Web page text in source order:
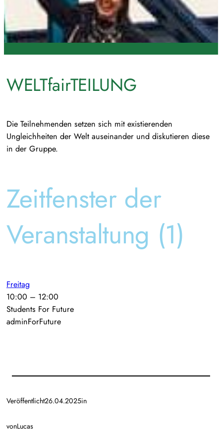
WELTfairTEILUNG
Die Teilnehmenden setzen sich mit existierenden
Ungleichheiten der Welt auseinander und diskutieren diese
in der Gruppe.
Zeitfenster der
Veranstaltung (1)
Freitag
10:00 – 12:00
Students For Future
adminForFuture
Veröffentlicht26.04.2025in
vonLucas